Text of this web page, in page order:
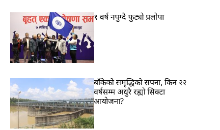
१ वर्ष नपुग्दै फुट्यो प्रलोपा
बाँकेको समृद्धिको सपना, किन २२
वर्षसम्म अधुरै रह्यो सिक्टा
आयोजना?